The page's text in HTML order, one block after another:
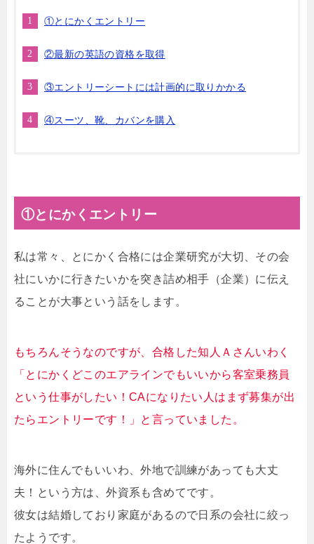
①とにかくエントリー
②最新の英語の資格を取得
③エントリーシートには計画的に取りかかる
④スーツ、靴、カバンを購入
①とにかくエントリー
私は常々、とにかく合格には企業研究が大切、その会
社にいかに行きたいかを突き詰め相手（企業）に伝え
ることが大事という話をします。
もちろんそうなのですが、合格した知人Ａさんいわく
「とにかくどこのエアラインでもいいから客室乗務員
という仕事がしたい！CAになりたい人はまず募集が出
たらエントリーです！」と言っていました。
海外に住んでもいいわ、外地で訓練があっても大丈
夫！という方は、外資系も含めてです。
彼女は結婚しており家庭があるので日系の会社に絞っ
たようです。